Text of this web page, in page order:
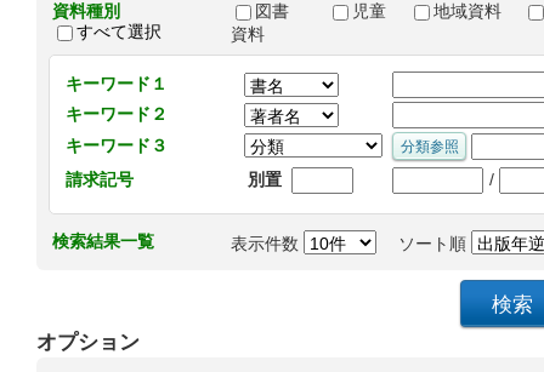
資料種別
すべて選択
図書 児童
地域資料
資料
キーワード１
キーワード２
キーワード３
請求記号
別置 /
検索結果一覧 表示件数 ソート順
オプション